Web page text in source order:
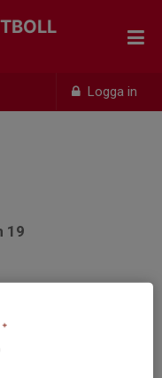
Logga in
19